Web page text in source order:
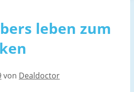
leben zum
von Dealdoctor